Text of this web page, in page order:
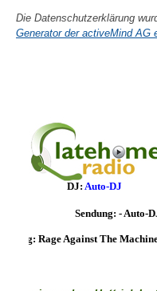
Die Datenschutzerklärung
Generator der activeMind AG